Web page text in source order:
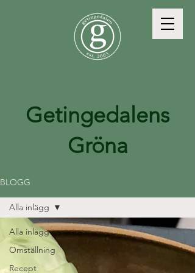
Getingedalens
Gröna
BLOGG
Alla inlägg
Omställning
Recept
Alla inlägg